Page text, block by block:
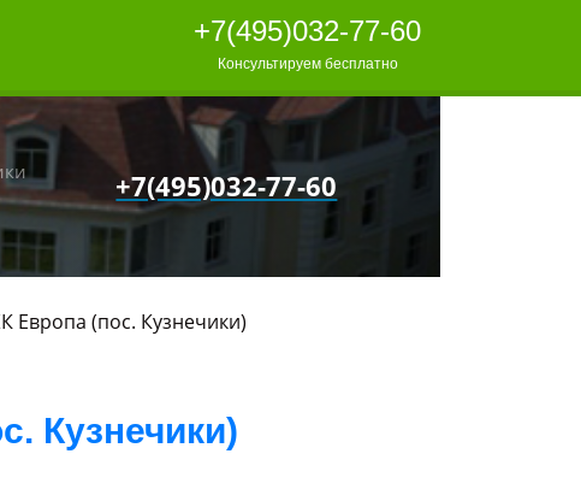
+7(495)032-77-60
Консультируем бесплатно
+7(495)032-77-60
Европа (пос. Кузнечики)
Кузнечики)